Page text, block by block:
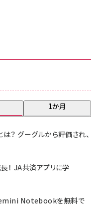
1か月
？ グーグルから評価され、
！ JA共済アプリに学
Notebookを無料で